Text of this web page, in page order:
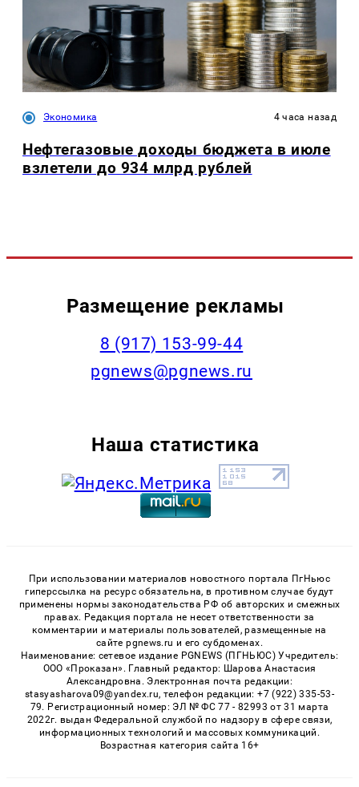
Экономика 4 часа назад
Нефтегазовые доходы бюджета в июле
взлетели до 934 млрд рублей
Размещение рекламы
‭8 (917) 153-99-44
pgnews@pgnews.ru
Наша статистика
При использовании материалов новостного портала ПгНьюс
гиперссылка на ресурс обязательна, в противном случае будут
применены нормы законодательства РФ об авторских и смежных
правах. Редакция портала не несет ответственности за
комментарии и материалы пользователей, размещенные на
сайте pgnews.ru и его субдоменах.
Наименование: сетевое издание PGNEWS (ПГНЬЮС) Учредитель:
ООО «Проказан». Главный редактор: Шарова Анастасия
Александровна. Электронная почта редакции:
stasyasharova09@yandex.ru, телефон редакции: +7 (922) 335-53-
79. Регистрационный номер: ЭЛ № ФС 77 - 82993 от 31 марта
2022г. выдан Федеральной службой по надзору в сфере связи,
информационных технологий и массовых коммуникаций.
Возрастная категория сайта 16+